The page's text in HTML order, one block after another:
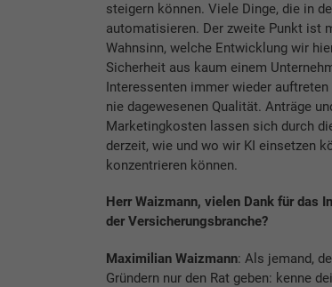
steigern können. Viele Dinge, die in
automatisieren. Der zweite Punkt ist
Wahnsinn, welche Entwicklung wir
Sicherheit aus kaum einem
Interessenten immer wieder
nie dagewesenen Qualität. Anträge
Marketingkosten lassen sich durch
derzeit, wie und wo wir KI einsetzen
konzentrieren können.
Herr Waizmann, vielen Dank für das
der Versicherungsbranche?
Maximilian Waizmann: Als jemand,
Gründern nur den Rat geben: kenne